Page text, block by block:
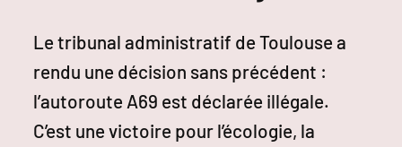
Le tribunal administratif de Toulouse a
rendu une décision sans précédent :
l’autoroute A69 est déclarée illégale.
C’est une victoire pour l’écologie, la